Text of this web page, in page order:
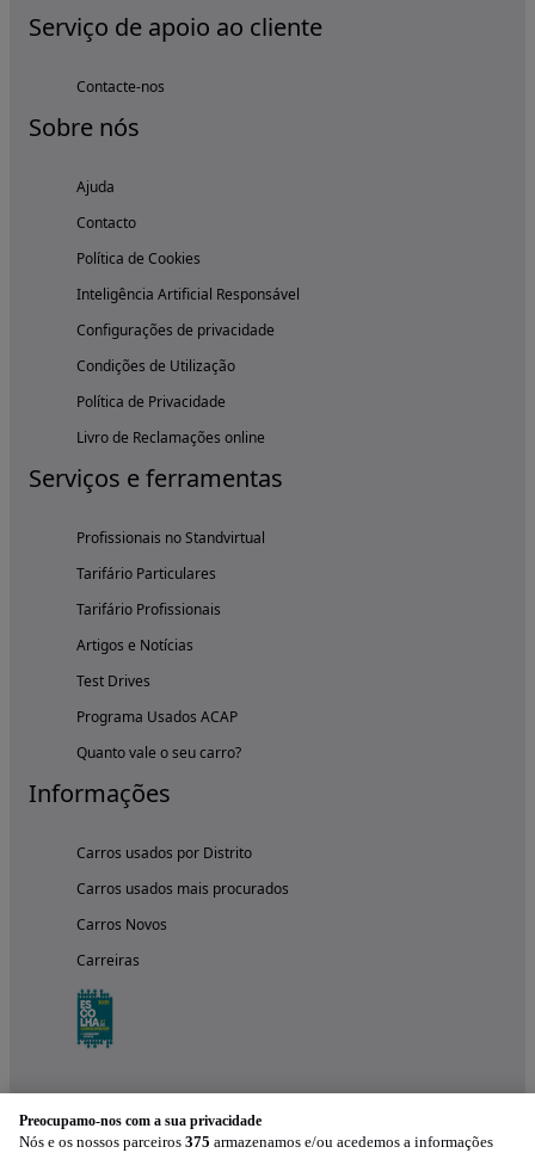
Serviço de apoio ao cliente
Contacte-nos
Sobre nós
Ajuda
Contacto
Política de Cookies
Inteligência Artificial Responsável
Configurações de privacidade
Condições de Utilização
Política de Privacidade
Livro de Reclamações online
Serviços e ferramentas
Profissionais no Standvirtual
Tarifário Particulares
Tarifário Profissionais
Artigos e Notícias
Test Drives
Programa Usados ACAP
Quanto vale o seu carro?
Informações
Carros usados por Distrito
Carros usados mais procurados
Carros Novos
Carreiras
Preocupamo-nos com a sua privacidade
Nós e os nossos parceiros 375 armazenamos e/ou acedemos a informações